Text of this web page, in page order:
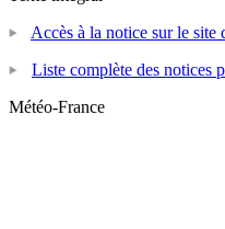
Accès à la notice sur le
Liste complète des notices
Météo-France